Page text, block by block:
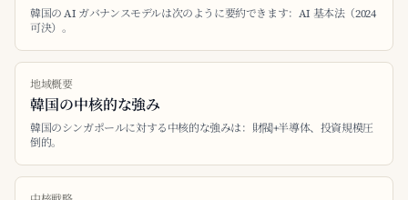
韓国の AI ガバナンスモデルは次のように要約できます：AI 基本法（2024
可決）。
地域概要
韓国の中核的な強み
韓国のシンガポールに対する中核的な強みは：財閥+半導体、投資規模圧
倒的。